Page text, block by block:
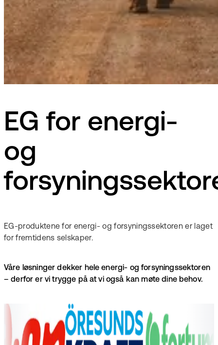
EG for energi-
og
EG-produktene for energi- og forsyningssektoren er laget
for fremtidens selskaper.
Våre løsninger dekker hele energi- og forsyningssektoren
– derfor er vi trygge på at vi også kan møte dine behov.